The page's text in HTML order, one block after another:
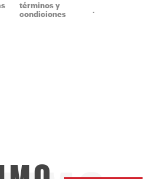
términos y
condiciones